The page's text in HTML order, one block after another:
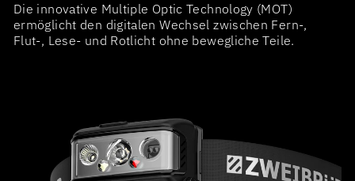
Die innovative Multiple Optic Technology (MOT)
ermöglicht den digitalen Wechsel zwischen Fern-,
Flut-, Lese- und Rotlicht ohne bewegliche Teile.